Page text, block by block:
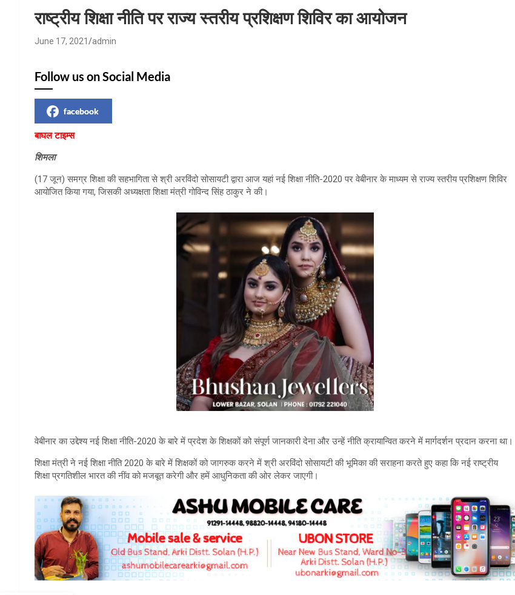
HP News.
राष्ट्रीय शिक्षा नीति पर राज्य स्तरीय प्रशिक्षण शिविर का आयोजन
June 17, 2021 admin
Follow us on Social Media
facebook
बाघल टाइम्स
शिमला
(17 जून) समग्र शिक्षा की सहभागिता से श्री अरविंदो सोसायटी द्वारा आज यहां नई शिक्षा नीति-2020 पर वेबीनार के माध्यम से राज्य स्तरीय प्रशिक्षण शिविर
आयोजित किया गया, जिसकी अध्यक्षता शिक्षा मंत्री गोविन्द सिंह ठाकुर ने की।
वेबीनार का उद्देश्य नई शिक्षा नीति-2020 के बारे में प्रदेश के शिक्षकों को संपूर्ण जानकारी देना और उन्हें नीति क्रायान्वित करने में मार्गदर्शन प्रदान करना था।
शिक्षा मंत्री ने नई शिक्षा नीति 2020 के बारे में शिक्षकों को जागरुक करने में श्री अरविंदो सोसायटी की भूमिका की सराहना करते हुए कहा कि नई राष्ट्रीय
शिक्षा प्रगतिशील भारत की नींव को मजबूत करेगी और हमें आधुनिकता की ओर लेकर जाएगी।